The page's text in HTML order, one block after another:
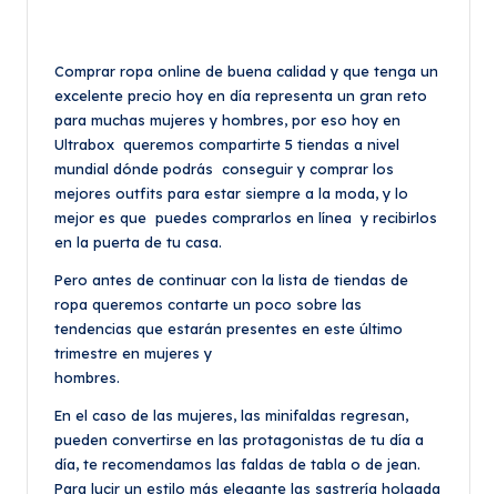
Comprar ropa online de buena calidad y que tenga un
excelente precio hoy en día representa un gran reto
para muchas mujeres y hombres, por eso hoy en
Ultrabox queremos compartirte 5 tiendas a nivel
mundial dónde podrás conseguir y comprar los
mejores outfits para estar siempre a la moda, y lo
mejor es que puedes comprarlos en línea y recibirlos
en la puerta de tu casa.
Pero antes de continuar con la lista de tiendas de
ropa queremos contarte un poco sobre las
tendencias que estarán presentes en este último
trimestre en mujeres y
hombres.
En el caso de las mujeres, las minifaldas regresan,
pueden convertirse en las protagonistas de tu día a
día, te recomendamos las faldas de tabla o de jean.
Para lucir un estilo más elegante las sastrería holgada